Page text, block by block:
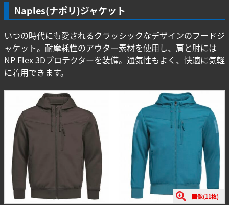
Naples(ナポリ)ジャケット
いつの時代にも愛されるクラッシックなデザインのフードジ
ャケット。耐摩耗性のアウター素材を使用し、肩と肘には
NP Flex 3Dプロテクターを装備。通気性もよく、快適に気軽
に着用できます。
画像(11枚)